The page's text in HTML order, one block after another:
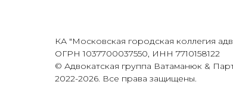
КА "Московская городская коллегия
ОГРН 1037700037550, ИНН 7710158122
© Адвокатская группа Ватаманюк &
2022-2026. Все права защищены.